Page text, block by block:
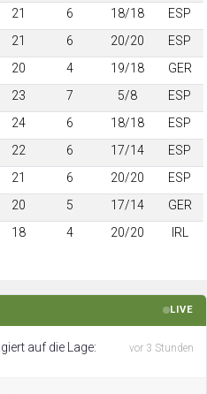
21 6 18/18
ESP
21 6 20/20
ESP
20 4 19/18
GER
23 7 5/8
ESP
24 6 18/18
ESP
22 6 17/14 ESP
21 6 20/20
ESP
20 5 17/14
GER
18 4 20/20 IRL
LIVE
auf die Lage:
vor 3 Stunden